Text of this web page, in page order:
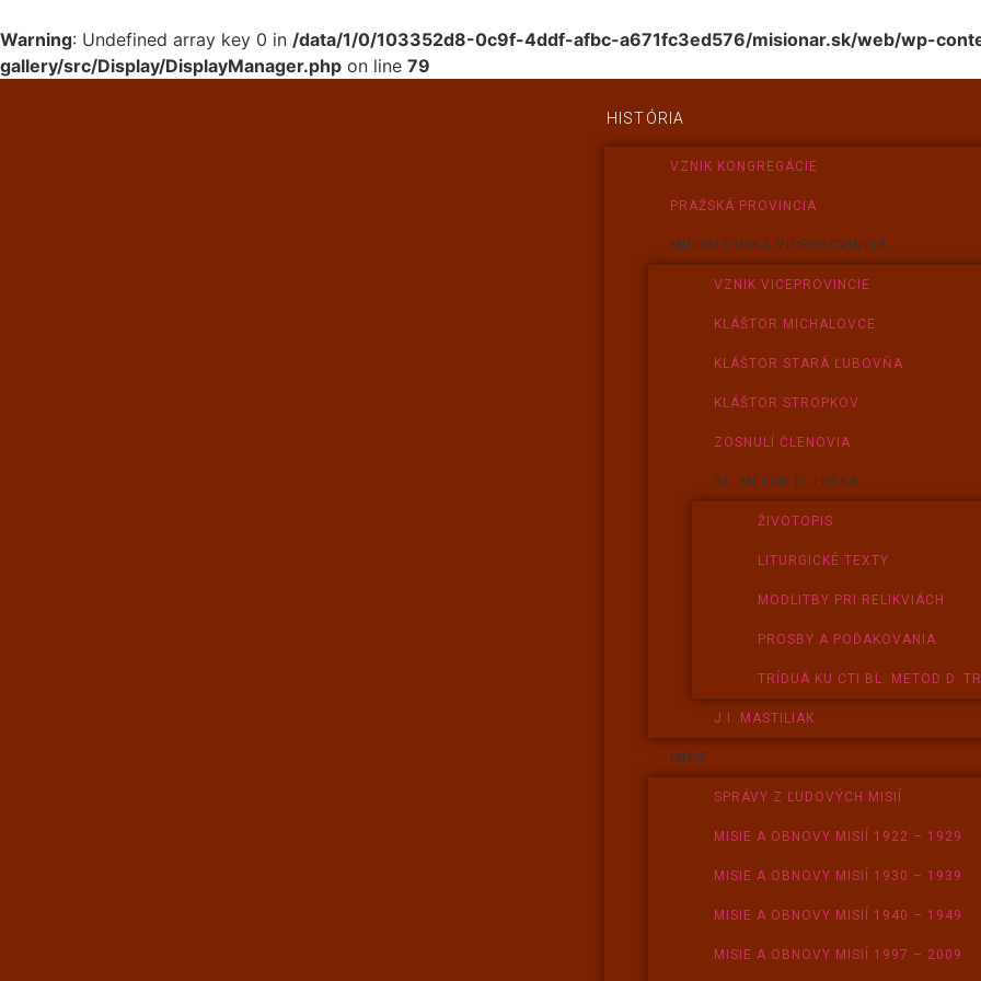
Warning: Undefined array key 0 in /data/1/0/103352d8-0c9f-4ddf-afbc-a671fc3ed576/misionar.sk/web/wp-
gallery/src/Display/DisplayManager.php on line 79
HISTÓRIA
VZNIK KONGREGÁCIE
PRAŽSKÁ PROVINCIA
MICHALOVSKÁ VICEPROVINCIA
VZNIK VICEPROVINCIE
KLÁŠTOR MICHALOVCE
KLÁŠTOR STARÁ ĽUBOVŇA
KLÁŠTOR STROPKOV
ZOSNULÍ ČLENOVIA
BL. METOD D. TRČKA
ŽIVOTOPIS
LITURGICKÉ TEXTY
MODLITBY PRI RELIKVIÁCH
PROSBY A POĎAKOVANIA
TRÍDUÁ KU CTI BL. METOD D.
J.I. MASTILIAK
MISIE
SPRÁVY Z ĽUDOVÝCH MISIÍ
MISIE A OBNOVY MISIÍ 1922 – 1929
MISIE A OBNOVY MISIÍ 1930 – 1939
MISIE A OBNOVY MISIÍ 1940 – 1949
MISIE A OBNOVY MISIÍ 1997 – 2009